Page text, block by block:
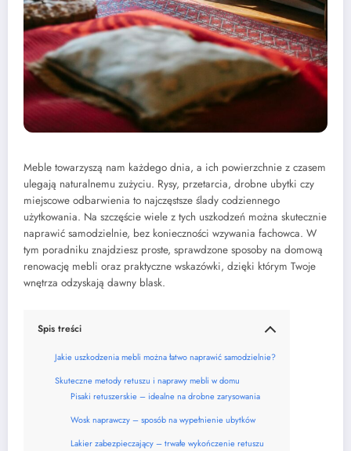
Meble towarzyszą nam każdego dnia, a ich powierzchnie z czasem
ulegają naturalnemu zużyciu. Rysy, przetarcia, drobne ubytki czy
miejscowe odbarwienia to najczęstsze ślady codziennego
użytkowania. Na szczęście wiele z tych uszkodzeń można skutecznie
naprawić samodzielnie, bez konieczności wzywania fachowca. W
tym poradniku znajdziesz proste, sprawdzone sposoby na domową
renowację mebli oraz praktyczne wskazówki, dzięki którym Twoje
wnętrza odzyskają dawny blask.
Spis treści
Jakie uszkodzenia mebli można łatwo naprawić samodzielnie?
Skuteczne metody retuszu i naprawy mebli w domu
Pisaki retuszerskie – idealne na drobne zarysowania
Wosk naprawczy – sposób na wypełnienie ubytków
Lakier zabezpieczający – trwałe wykończenie retuszu